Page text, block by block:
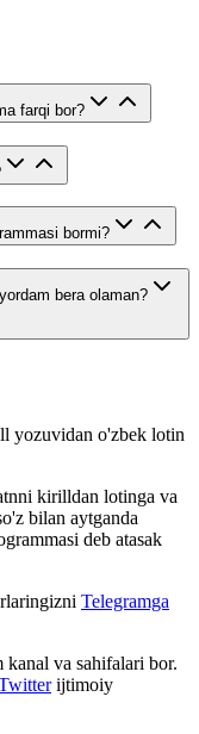
farqi bor?
bormi?
bera olaman?
yozuvidan o'zbek lotin
kirilldan lotinga va
bilan aytganda
deb atasak
Telegramga
va sahifalari bor.
ijtimoiy